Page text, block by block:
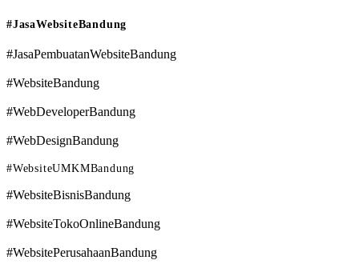
#JasaWebsiteBandung
#JasaPembuatanWebsiteBandung
#WebsiteBandung
#WebDeveloperBandung
#WebDesignBandung
#WebsiteUMKMBandung
#WebsiteBisnisBandung
#WebsiteTokoOnlineBandung
#WebsitePerusahaanBandung